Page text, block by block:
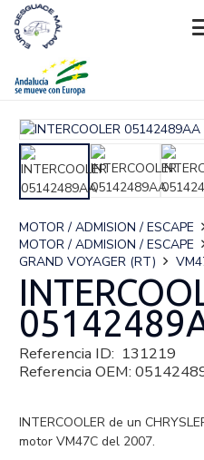
MOTOR / ADMISION / ESCAPE
MOTOR / ADMISION / ESCAPE
GRAND VOYAGER (RT)
Referencia ID: 131219
Referencia OEM:
INTERCOOLER de un
motor VM47C del 2007.